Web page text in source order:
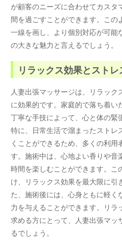
が顧客のニーズに合わせてカス
間を過ごすことができます。この
一線を画し、より個別対応が可能
の大きな魅力と言えるでしょう。
リラックス効果とスト
人妻出張マッサージは、リラック
に効果的です。家庭的で落ち着
丁寧な手技によって、心と体の緊
特に、日常生活で溜まったストレ
くことができるため、多くの利用
す。施術中は、心地よい香りや音
時間を楽しむことができます。こ
け、リラックス効果を最大限に引
た、施術後には、心身ともに軽
力を与えることができます。リラ
求める方にとって、人妻出張マッ
るでしょう。